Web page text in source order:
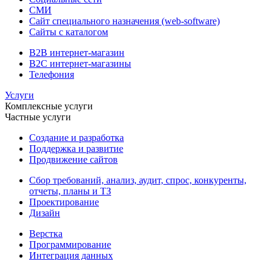
СМИ
Сайт специального назначения (web-software)
Сайты с каталогом
B2B интернет-магазин
B2C интернет-магазины
Телефония
Услуги
Комплексные услуги
Частные услуги
Создание и разработка
Поддержка и развитие
Продвижение сайтов
Сбор требований, анализ, аудит, спрос, конкуренты,
отчеты, планы и ТЗ
Проектирование
Дизайн
Верстка
Программирование
Интеграция данных